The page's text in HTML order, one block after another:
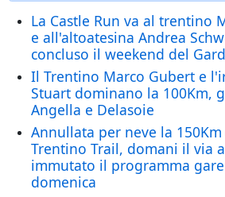
La Castle Run va al trentino
e all'altoatesina Andrea
concluso il weekend del
Il Trentino Marco Gubert e
Stuart dominano la 100Km,
Angella e Delasoie
Annullata per neve la
Trentino Trail, domani il via
immutato il programma
domenica